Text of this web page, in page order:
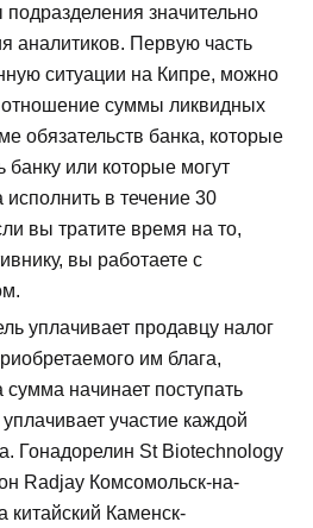
подразделения значительно
аналитиков. Первую часть
ситуации на Кипре, можно
отношение суммы ликвидных
обязательств банка, которые
банку или которые могут
исполнить в течение 30
вы тратите время на то,
вы работаете с
уплачивает продавцу налог
им блага,
начинает поступать
участие каждой
Гонадорелин St Biotechnology
Radjay Комсомольск-на-
китайский Каменск-